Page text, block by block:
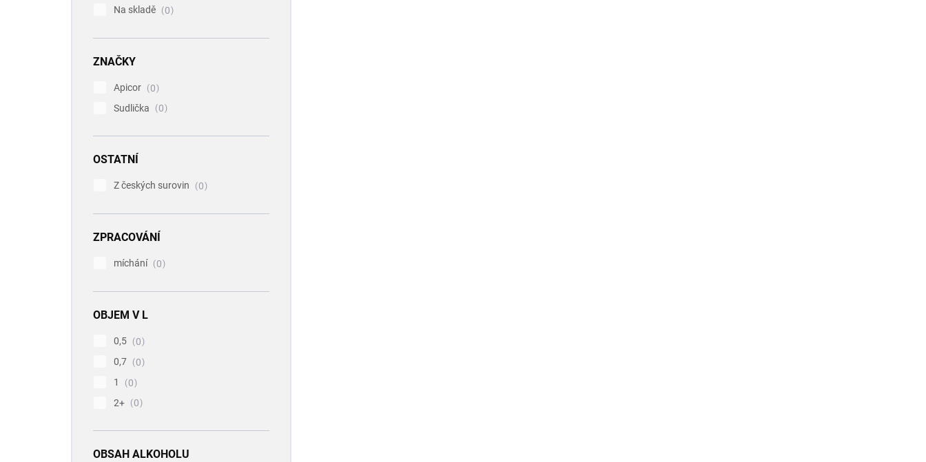
Na skladě 0
ZNAČKY
Apicor
0
Sudlička
0
OSTATNÍ
Z českých surovin 0
ZPRACOVÁNÍ
míchání 0
OBJEM V L
0,5
0
0,7
0
1
0
2+
0
OBSAH ALKOHOLU